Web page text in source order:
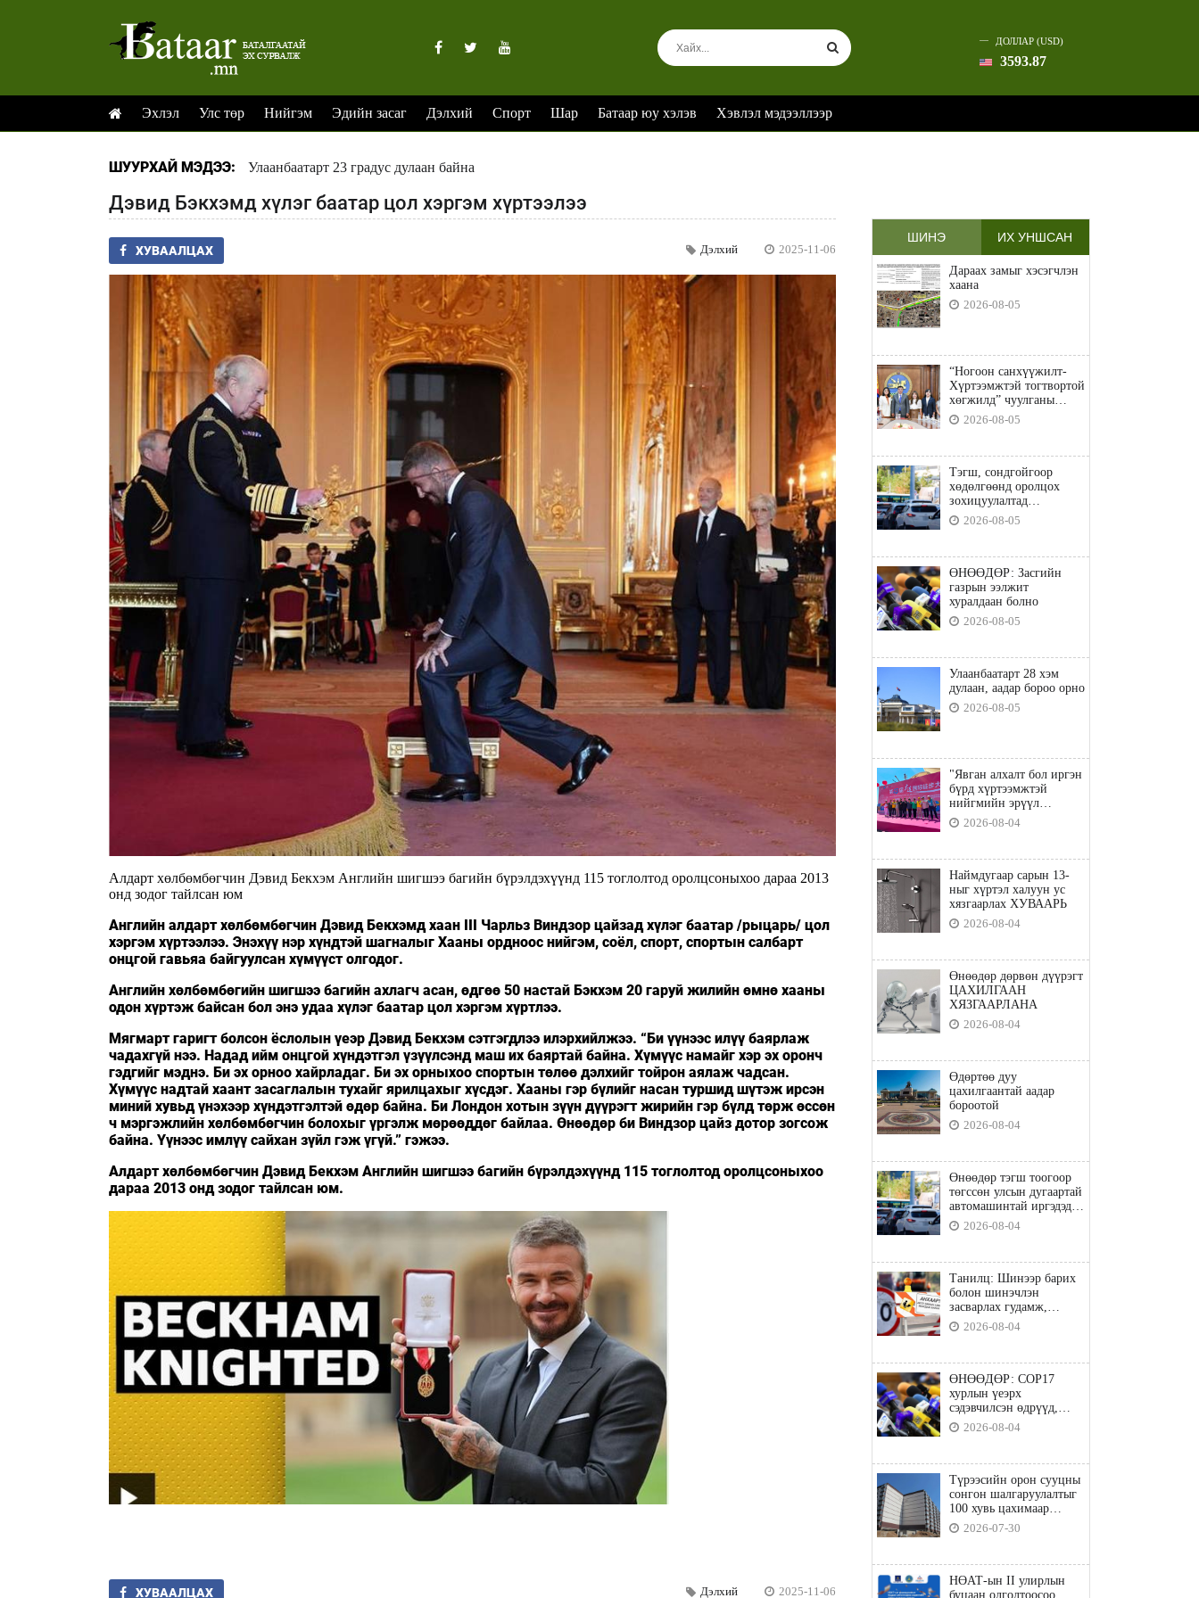
ДОЛЛАР (USD)
3593.87
Эхлэл Улс төр Нийгэм Эдийн засаг Дэлхий Спорт Шар Батаар юу хэлэв Хэвлэл мэдээллээр
ШУУРХАЙ МЭДЭЭ: Улаанбаатарт 23 градус дулаан байна
Дэвид Бэкхэмд хүлэг баатар цол хэргэм хүртээлээ
ХУВААЛЦАХ Дэлхий 2025-11-06
Алдарт хөлбөмбөгчин Дэвид Бекхэм Английн шигшээ багийн бүрэлдэхүүнд 115 тоглолтод оролцсоныхоо дараа 2013
онд зодог тайлсан юм
Английн алдарт хөлбөмбөгчин Дэвид Бекхэмд хаан III Чарльз Виндзор цайзад хүлэг баатар /рыцарь/ цол
хэргэм хүртээлээ. Энэхүү нэр хүндтэй шагналыг Хааны ордноос нийгэм, соёл, спорт, спортын салбарт
онцгой гавьяа байгуулсан хүмүүст олгодог.
Английн хөлбөмбөгийн шигшээ багийн ахлагч асан, өдгөө 50 настай Бэкхэм 20 гаруй жилийн өмнө хааны
одон хүртэж байсан бол энэ удаа хүлэг баатар цол хэргэм хүртлээ.
Мягмарт гаригт болсон ёслолын үеэр Дэвид Бекхэм сэтгэгдлээ илэрхийлжээ. “Би үүнээс илүү баярлаж
чадахгүй нээ. Надад ийм онцгой хүндэтгэл үзүүлсэнд маш их баяртай байна. Хүмүүс намайг хэр эх оронч
гэдгийг мэднэ. Би эх орноо хайрладаг. Би эх орныхоо спортын төлөө дэлхийг тойрон аялаж чадсан.
Хүмүүс надтай хаант засаглалын тухайг ярилцахыг хүсдэг. Хааны гэр бүлийг насан туршид шүтэж ирсэн
миний хувьд үнэхээр хүндэтгэлтэй өдөр байна. Би Лондон хотын зүүн дүүрэгт жирийн гэр бүлд төрж өссөн
ч мэргэжлийн хөлбөмбөгчин болохыг үргэлж мөрөөддөг байлаа. Өнөөдөр би Виндзор цайз дотор зогсож
байна. Үүнээс имлүү сайхан зүйл гэж үгүй.” гэжээ.
Алдарт хөлбөмбөгчин Дэвид Бекхэм Английн шигшээ багийн бүрэлдэхүүнд 115 тоглолтод оролцсоныхоо
дараа 2013 онд зодог тайлсан юм.
ХУВААЛЦАХ Дэлхий 2025-11-06
ШИНЭ ИХ УНШСАН
Дараах замыг хэсэгчлэн
хаана
2026-08-05
“Ногоон санхүүжилт-
Хүртээмжтэй тогтвортой
хөгжилд” чуулганы
бэлтгэл ажил, зорилго,
хүрэх үр дүнгийн талаар
2026-08-05
Тэгш, сондгойгоор
хөдөлгөөнд оролцох
зохицуулалтад
хамаарахгүй тээврийн
хэрэгслүүд
2026-08-05
ӨНӨӨДӨР: Засгийн
газрын ээлжит
хуралдаан болно
2026-08-05
Улаанбаатарт 28 хэм
дулаан, аадар бороо орно
2026-08-05
"Явган алхалт бол иргэн
бүрд хүртээмжтэй
нийгмийн эрүүл
мэндийн бодлого"
2026-08-04
Наймдугаар сарын 13-
ныг хүртэл халуун ус
хязгаарлах ХУВААРЬ
2026-08-04
Өнөөдөр дөрвөн дүүрэгт
ЦАХИЛГААН
ХЯЗГААРЛАНА
2026-08-04
Өдөртөө дуу
цахилгаантай аадар
бороотой
2026-08-04
Өнөөдөр тэгш тоогоор
төгссөн улсын дугаартай
автомашинтай иргэдэд
шатахуун олгоно
2026-08-04
Танилц: Шинээр барих
болон шинэчлэн
засварлах гудамж,
замууд
2026-08-04
ӨНӨӨДӨР: COP17
хурлын үеэрх
сэдэвчилсэн өдрүүд,
үзвэр үйлчилгээний
талаар мэдээлнэ
2026-08-04
Түрээсийн орон сууцны
сонгон шалгаруулалтыг
100 хувь цахимаар
явуулна
2026-07-30
НӨАТ-ын II улирлын
буцаан олголтоосоо